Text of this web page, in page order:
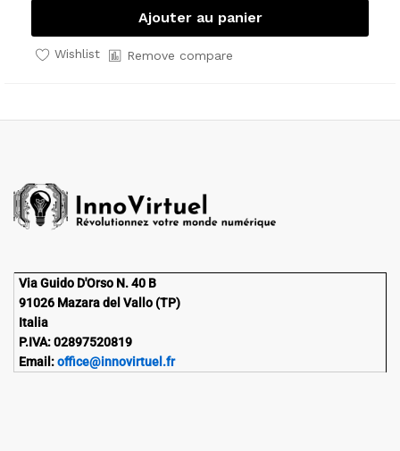
Ajouter au panier
Wishlist Remove compare
Via Guido D'Orso N. 40 B
91026 Mazara del Vallo (TP)
Italia
P.IVA: 02897520819
Email:office@innovirtuel.fr